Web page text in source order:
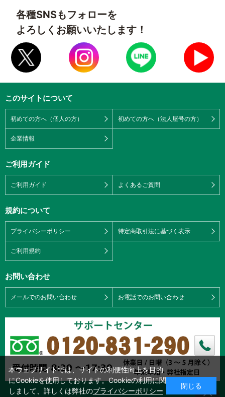
各種SNSもフォローを
よろしくお願いいたします！
このサイトについて
初めての方へ（個人の方） 初めての方へ（法人屋号の方）
企業情報
ご利用ガイド
ご利用ガイド よくあるご質問
規約について
プライバシーポリシー 特定商取引法に基づく表示
ご利用規約
お問い合わせ
メールでのお問い合わせ お電話でのお問い合わせ
本ウェブサイトでは、サイトの利便性向上を目的
にCookieを使用しております。Cookieの利用に関
しまして、詳しくは弊社のプライバシーポリシー
閉じる